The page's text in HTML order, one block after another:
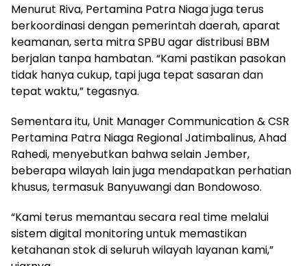
Menurut Riva, Pertamina Patra Niaga juga terus
berkoordinasi dengan pemerintah daerah, aparat
keamanan, serta mitra SPBU agar distribusi BBM
berjalan tanpa hambatan. “Kami pastikan pasokan
tidak hanya cukup, tapi juga tepat sasaran dan
tepat waktu,” tegasnya.
Sementara itu, Unit Manager Communication & CSR
Pertamina Patra Niaga Regional Jatimbalinus, Ahad
Rahedi, menyebutkan bahwa selain Jember,
beberapa wilayah lain juga mendapatkan perhatian
khusus, termasuk Banyuwangi dan Bondowoso.
“Kami terus memantau secara real time melalui
sistem digital monitoring untuk memastikan
ketahanan stok di seluruh wilayah layanan kami,”